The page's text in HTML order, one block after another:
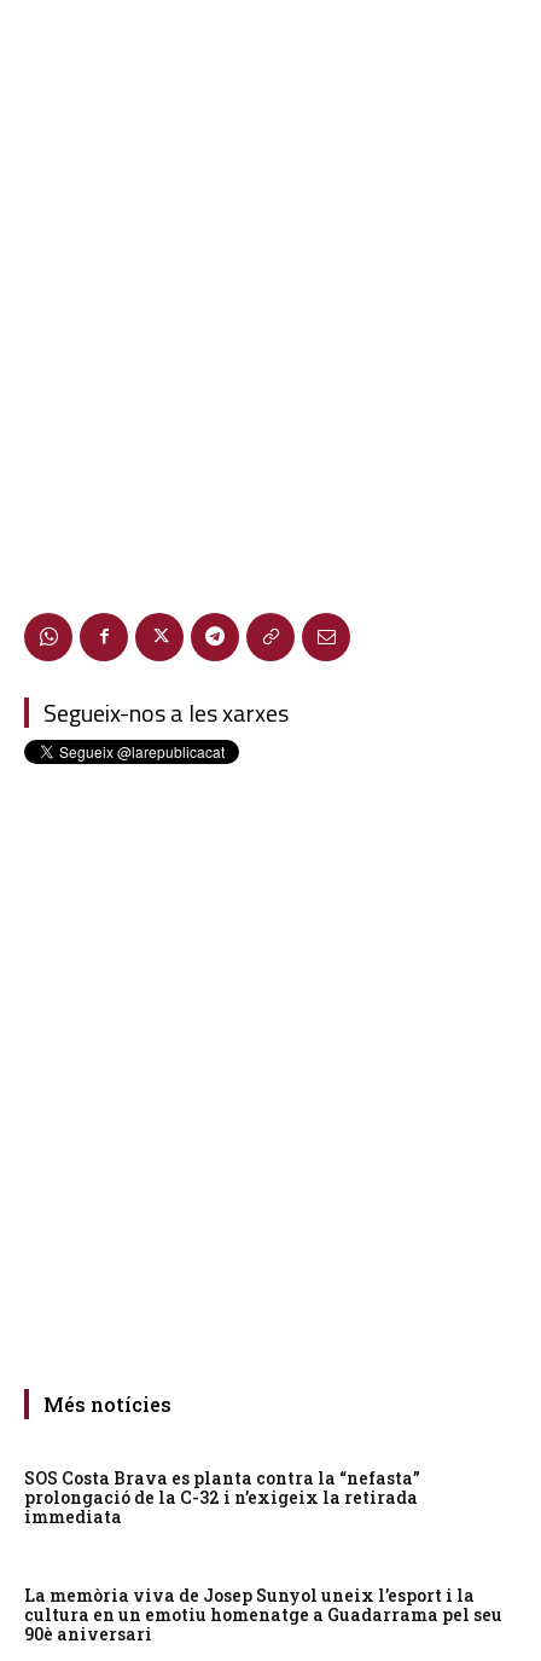
Segueix-nos a les xarxes
Més notícies
SOS Costa Brava es planta contra la “nefasta”
prolongació de la C-32 i n’exigeix la retirada
immediata
La memòria viva de Josep Sunyol uneix l’esport i la
cultura en un emotiu homenatge a Guadarrama pel seu
90è aniversari